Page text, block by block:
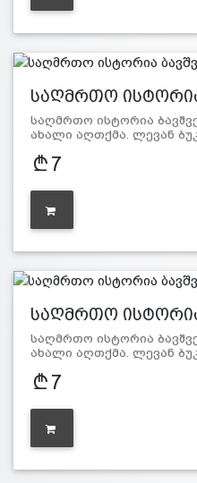
საღმრთო
საღმრთო ისტორია
ახალი აღთქმა. ლევან
7
საღმრთო
საღმრთო ისტორია
ახალი აღთქმა. ლევან
7